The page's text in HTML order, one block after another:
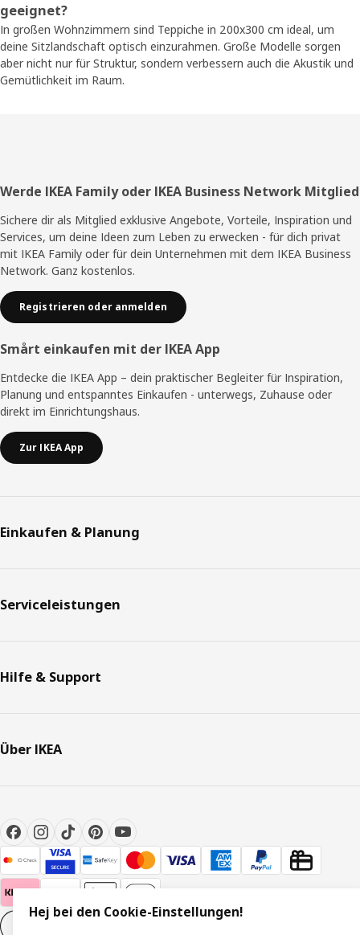
geeignet?
In großen Wohnzimmern sind Teppiche in 200x300 cm ideal, um
deine Sitzlandschaft optisch einzurahmen. Große Modelle sorgen
aber nicht nur für Struktur, sondern verbessern auch die Akustik und
Gemütlichkeit im Raum.
Fußzeile
Werde IKEA Family oder IKEA Business Network Mitglied
Sichere dir als Mitglied exklusive Angebote, Vorteile, Inspiration und
Services, um deine Ideen zum Leben zu erwecken - für dich privat
mit IKEA Family oder für dein Unternehmen mit dem IKEA Business
Network. Ganz kostenlos.
Registrieren oder anmelden
Smårt einkaufen mit der IKEA App
Entdecke die IKEA App – dein praktischer Begleiter für Inspiration,
Planung und entspanntes Einkaufen - unterwegs, Zuhause oder
direkt im Einrichtungshaus.
Zur IKEA App
Einkaufen & Planung
Serviceleistungen
Hilfe & Support
Über IKEA
Hej bei den Cookie-Einstellungen!